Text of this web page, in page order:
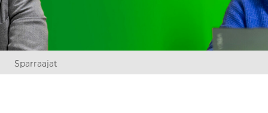
Sparraajat